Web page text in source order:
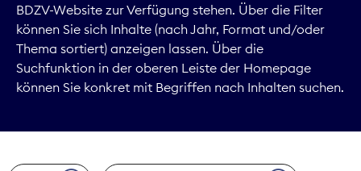
Digitales
Kommunikation
Marktdaten
BDZV-Website zur Verfügung stehen. Über die Filter
können Sie sich Inhalte (nach Jahr, Format und/oder
Thema sortiert) anzeigen lassen. Über die
Suchfunktion in der oberen Leiste der Homepage
können Sie konkret mit Begriffen nach Inhalten suchen.